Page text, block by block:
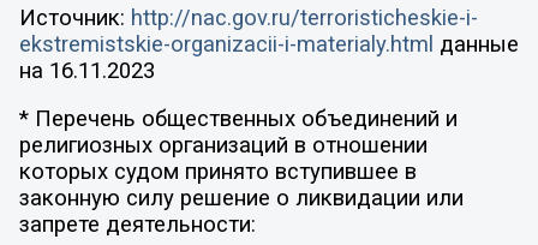
Источник: http://nac.gov.ru/terroristicheskie-i-
ekstremistskie-organizacii-i-materialy.html данные
на 16.11.2023
* Перечень общественных объединений и
религиозных организаций в отношении
которых судом принято вступившее в
законную силу решение о ликвидации или
запрете деятельности: